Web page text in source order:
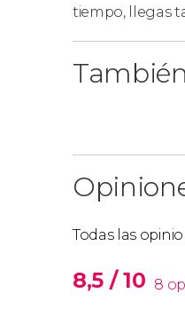
tiempo, llegas
Todas las
8,5 / 10 8